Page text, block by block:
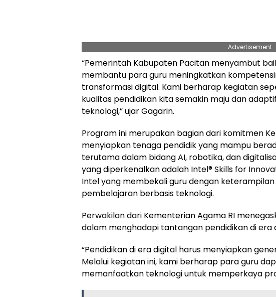
Advertisement
“Pemerintah Kabupaten Pacitan menyambut
membantu para guru meningkatkan
transformasi digital. Kami berharap kegiatan
kualitas pendidikan kita semakin maju dan
teknologi,” ujar Gagarin.
Program ini merupakan bagian dari komitmen
menyiapkan tenaga pendidik yang mampu
terutama dalam bidang AI, robotika, dan
yang diperkenalkan adalah Intel® Skills for
Intel yang membekali guru dengan
pembelajaran berbasis teknologi.
Perwakilan dari Kementerian Agama RI
dalam menghadapi tantangan pendidikan di era
“Pendidikan di era digital harus menyiapkan
Melalui kegiatan ini, kami berharap para guru
memanfaatkan teknologi untuk memperkaya